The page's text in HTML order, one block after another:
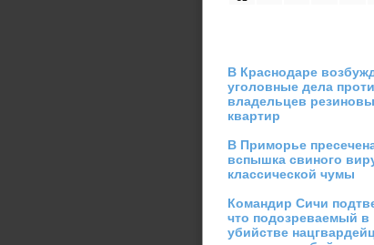
В Краснодаре
уголовные дела
владельцев
квартир
В Приморье
вспышка свиного
классической чумы
Командир Сичи
что подозреваемый в
убийстве